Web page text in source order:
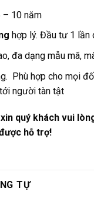
– 10 năm
hợp lý. Đầu tư 1 lần
đa dạng mẫu mã,
Phù hợp cho mọi
người tàn tật
quý khách vui
hỗ trợ!
TỰ